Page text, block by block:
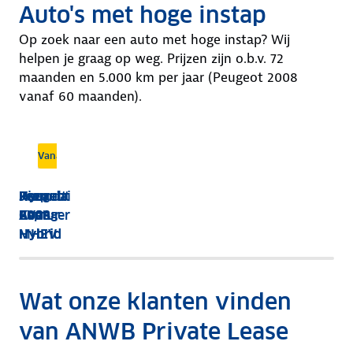
Auto's met hoge instap
Op zoek naar een auto met hoge instap? Wij
helpen je graag op weg. Prijzen zijn o.b.v. 72
maanden en 5.000 km per jaar (Peugeot 2008
vanaf 60 maanden).
Vanaf 419,- per maand
Hyundai
Kona
Hybrid
Vanaf 389,- per maand
Kia
EV2
Vanaf 399,- per maand
Peugeot
2008
MHEV
Vanaf 449,- per maand
Renault
Captur
Hybrid
Vanaf 429,- per maand
Jeep
Avenger
Wat onze klanten vinden
van ANWB Private Lease